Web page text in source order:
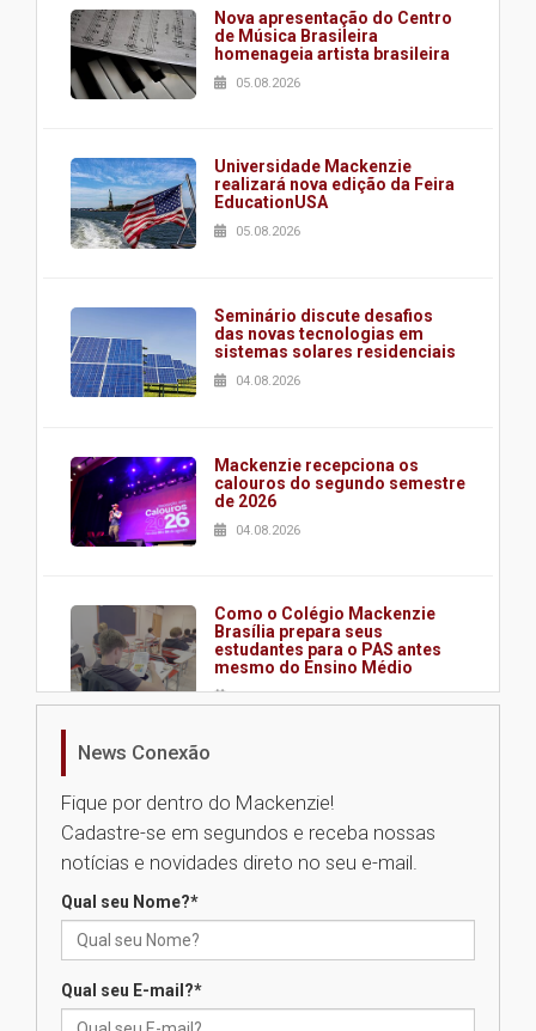
Nova apresentação do Centro
de Música Brasileira
homenageia artista brasileira
05.08.2026
Universidade Mackenzie
realizará nova edição da Feira
EducationUSA
05.08.2026
Seminário discute desafios
das novas tecnologias em
sistemas solares residenciais
04.08.2026
Mackenzie recepciona os
calouros do segundo semestre
de 2026
04.08.2026
Como o Colégio Mackenzie
Brasília prepara seus
estudantes para o PAS antes
mesmo do Ensino Médio
04.08.2026
na educação dos filhos além da
escola
04.08.2026
docentes para debater
News Conexão
Fique por dentro do Mackenzie!
Cadastre-se em segundos e receba nossas
notícias e novidades direto no seu e-mail.
Qual seu Nome?*
Qual seu E-mail?*